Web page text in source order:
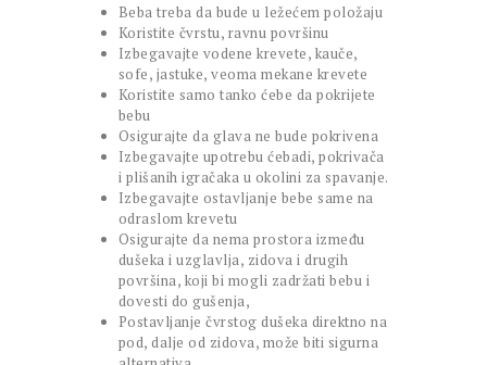
Beba treba da bude u ležećem položaju
Koristite čvrstu, ravnu površinu
Izbegavajte vodene krevete, kauče,
sofe, jastuke, veoma mekane krevete
Koristite samo tanko ćebe da pokrijete
bebu
Osigurajte da glava ne bude pokrivena
Izbegavajte upotrebu ćebadi, pokrivača
i plišanih igračaka u okolini za spavanje.
Izbegavajte ostavljanje bebe same na
odraslom krevetu
Osigurajte da nema prostora između
dušeka i uzglavlja, zidova i drugih
površina, koji bi mogli zadržati bebu i
dovesti do gušenja,
Postavljanje čvrstog dušeka direktno na
pod, dalje od zidova, može biti sigurna